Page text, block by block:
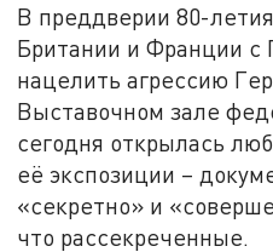
В преддверии 80-
Британии и Франции с
нацелить агрессию
Выставочном зале
сегодня открылась
её экспозиции –
«секретно» и
что рассекреченные.